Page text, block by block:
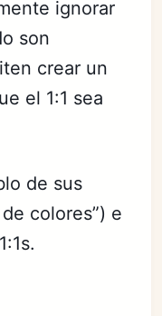
ignorar
son
crear un
el 1:1 sea
de sus
colores”) e